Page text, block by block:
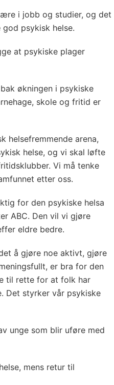
i jobb og studier, og det
psykisk helse.
at psykiske plager
økningen i psykiske
skole og fritid er
helsefremmende arena,
helse, og vi skal løfte
Vi må tenke
etter oss.
for den psykiske helsa
ABC. Den vil vi gjøre
eldre bedre.
å gjøre noe aktivt, gjøre
er bra for den
til rette for at folk har
Det styrker vår psykiske
unge som blir uføre med
mens retur til